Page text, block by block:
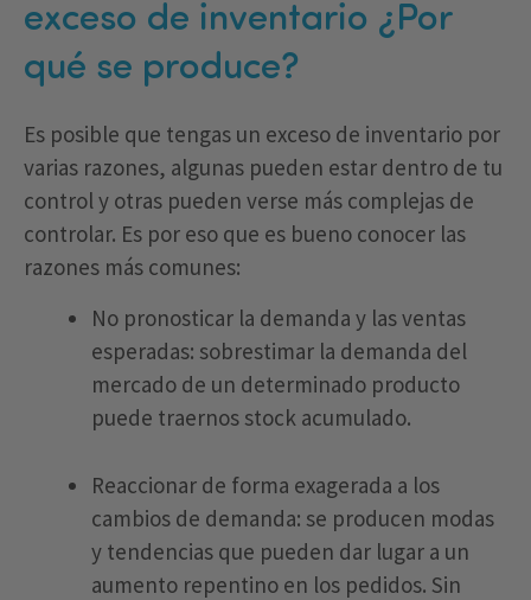
exceso de inventario ¿Por
qué se produce?
Es posible que tengas un exceso de inventario por
varias razones, algunas pueden estar dentro de tu
control y otras pueden verse más complejas de
controlar. Es por eso que es bueno conocer las
razones más comunes:
No pronosticar la demanda y las ventas
esperadas: sobrestimar la demanda del
mercado de un determinado producto
puede traernos stock acumulado.
Reaccionar de forma exagerada a los
cambios de demanda: se producen modas
y tendencias que pueden dar lugar a un
aumento repentino en los pedidos. Sin